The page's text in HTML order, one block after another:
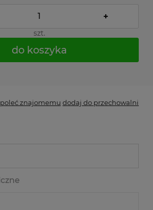
+
szt.
do koszyka
poleć znajomemu dodaj do przechowalni